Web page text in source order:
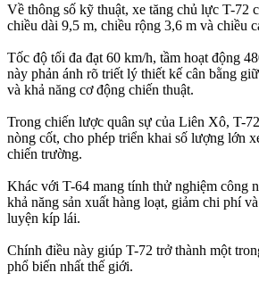
Về thông số kỹ thuật, xe tăng chủ lực T-72
chiều dài 9,5 m, chiều rộng 3,6 m và chiều
Tốc độ tối đa đạt 60 km/h, tầm hoạt động
này phản ánh rõ triết lý thiết kế cân bằng
và khả năng cơ động chiến thuật.
Trong chiến lược quân sự của Liên Xô, T-
nòng cốt, cho phép triển khai số lượng lớn
chiến trường.
Khác với T-64 mang tính thử nghiệm công
khả năng sản xuất hàng loạt, giảm chi phí
luyện kíp lái.
Chính điều này giúp T-72 trở thành một
phổ biến nhất thế giới.